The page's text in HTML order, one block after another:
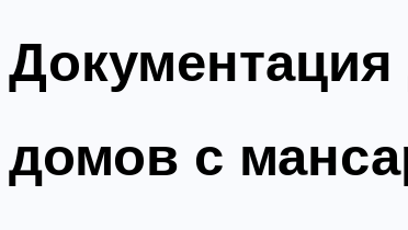
домов с